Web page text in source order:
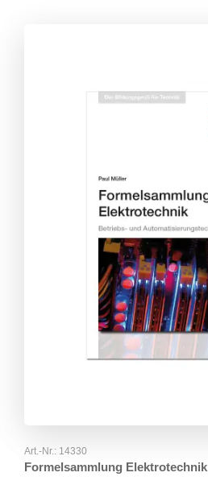
Art.-Nr.: 14330
Formelsammlung Elektrotechnik